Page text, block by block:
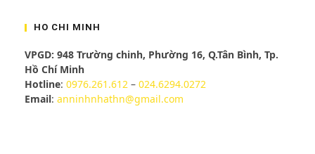
HỒ CHÍ MINH
VPGD: 948 Trường chinh, Phường 16, Q.Tân Bình, Tp.
Hồ Chí Minh
Hotline: 0976.261.612 – 024.6294.0272
Email: anninhnhathn@gmail.com